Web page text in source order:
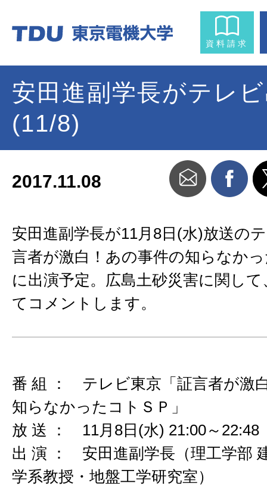
資料請求
安田進副学長がテレ
(11/8)
2017.11.08
安田進副学長が11月8日(水)放送の
言者が激白！あの事件の知らなか
に出演予定。広島土砂災害に関し
てコメントします。
番 組 ： テレビ東京「証言者が激
知らなかったコトＳＰ」
放 送 ： 11月8日(水) 21:00～22:48
出 演 ： 安田進副学長（理工学部
学系教授・地盤工学研究室）